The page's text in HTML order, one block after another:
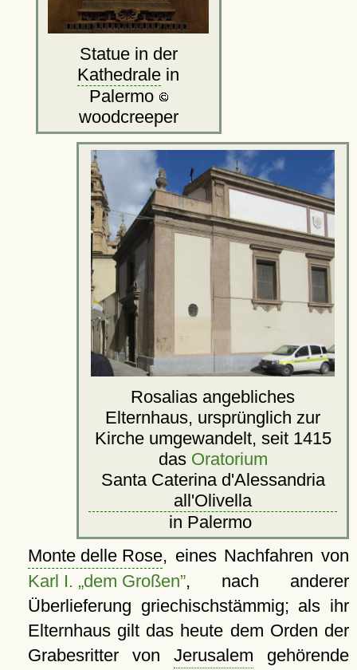
Statue in der
Kathedrale in
Palermo
woodcreeper
Rosalias angebliches
Elternhaus, ursprünglich zur
Kirche umgewandelt, seit 1415
das Oratorium
Santa Caterina d'Alessandria
all'Olivella
in Palermo
Monte delle Rose, eines Nachfahren von
Karl I. „dem Großen”, nach anderer
Überlieferung griechischstämmig; als ihr
Elternhaus gilt das heute dem Orden der
Grabesritter von Jerusalem gehörende